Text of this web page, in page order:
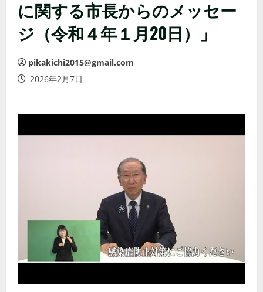
に関する市長からのメッセー
ジ（令和４年１月20日）」
pikakichi2015@gmail.com
2026年2月7日